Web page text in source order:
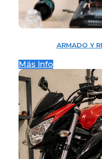
ARMADO Y
Más Info